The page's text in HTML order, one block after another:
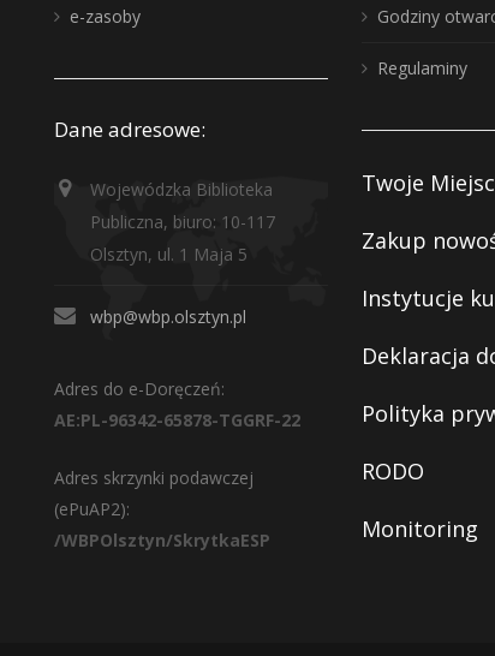
e-zasoby
Dane adresowe:
Wojewódzka Biblioteka
Publiczna, biuro: 10-117
Olsztyn, ul. 1 Maja 5
wbp@wbp.olsztyn.pl
Adres do e-Doręczeń:
AE:PL-96342-65878-TGGRF-22
Adres skrzynki podawczej
(ePuAP2):
/WBPOlsztyn/SkrytkaESP
Godziny
Regulaminy
Twoje
Zakup
Instytucje
Deklaracja
Polityka
RODO
Monitoring